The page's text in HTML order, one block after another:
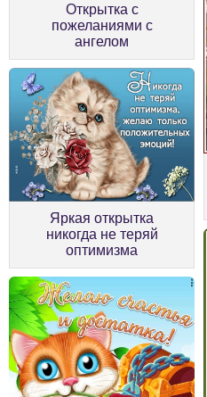
Открытка с
пожеланиями с
ангелом
Яркая открытка
никогда не теряй
оптимизма